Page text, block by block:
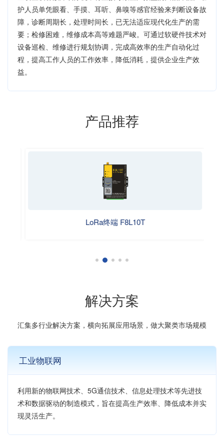
护人员单凭眼看、手摸、耳听、鼻嗅等感官经验来判断设备故
障，诊断周期长，处理时间长，已无法适应现代化生产的需
要；检修困难，维修成本高等难题严峻。可通过软硬件技术对
设备巡检、维修进行规划协调，完成高效率的生产自动化过
程，提高工作人员的工作效率，降低消耗，提供企业生产效
益。
产品推荐
LoRa终端 F8L10T
解决方案
汇集多行业解决方案，横向拓展应用场景，做大聚类市场规模
工业物联网
利用新的物联网技术、5G通信技术、信息处理技术等先进技
术和数据驱动的制造模式，旨在提高生产效率、降低成本并实
现灵活生产。